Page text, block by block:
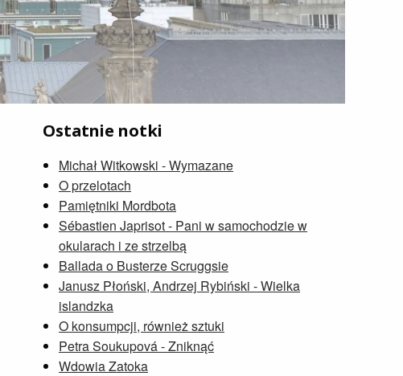
Ostatnie notki
Michał Witkowski - Wymazane
O przelotach
Pamiętniki Mordbota
Sébastien Japrisot - Pani w samochodzie w
okularach i ze strzelbą
Ballada o Busterze Scruggsie
Janusz Płoński, Andrzej Rybiński - Wielka
islandzka
O konsumpcji, również sztuki
Petra Soukupová - Zniknąć
Wdowia Zatoka